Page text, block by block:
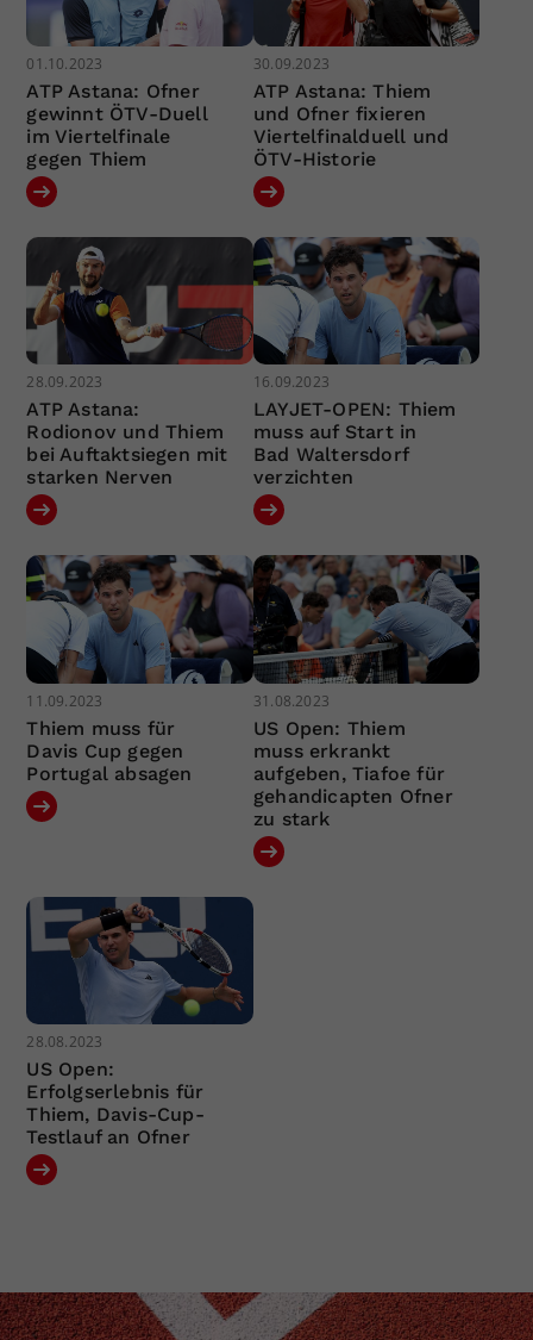
01.10.2023
ATP Astana: Ofner
gewinnt ÖTV-Duell
im Viertelfinale
gegen Thiem
30.09.2023
ATP Astana: Thiem
und Ofner fixieren
Viertelfinalduell und
ÖTV-Historie
28.09.2023
ATP Astana:
Rodionov und Thiem
bei Auftaktsiegen mit
starken Nerven
16.09.2023
LAYJET-OPEN: Thiem
muss auf Start in
Bad Waltersdorf
verzichten
11.09.2023
Thiem muss für
Davis Cup gegen
Portugal absagen
31.08.2023
US Open: Thiem
muss erkrankt
aufgeben, Tiafoe für
gehandicapten Ofner
zu stark
28.08.2023
US Open:
Erfolgserlebnis für
Thiem, Davis-Cup-
Testlauf an Ofner